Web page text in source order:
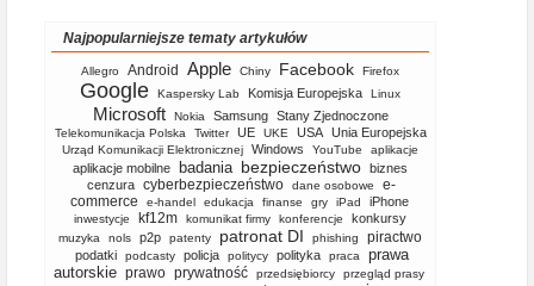
Najpopularniejsze tematy artykułów
Allegro Android Apple Chiny Facebook Firefox
Google Kaspersky Lab Komisja Europejska Linux
Microsoft Nokia Samsung Stany Zjednoczone
Telekomunikacja Polska Twitter UE UKE USA Unia Europejska
Urząd Komunikacji Elektronicznej Windows YouTube aplikacje
aplikacje mobilne badania bezpieczeństwo biznes
cenzura cyberbezpieczeństwo dane osobowe
e-
commerce
e-handel edukacja finanse gry iPad iPhone
inwestycje kf12m komunikat firmy konferencje konkursy
muzyka nols p2p patenty patronat DI phishing piractwo
podatki podcasty policja politycy polityka praca
prawa
autorskie prawo prywatność przedsiębiorcy
przegląd prasy